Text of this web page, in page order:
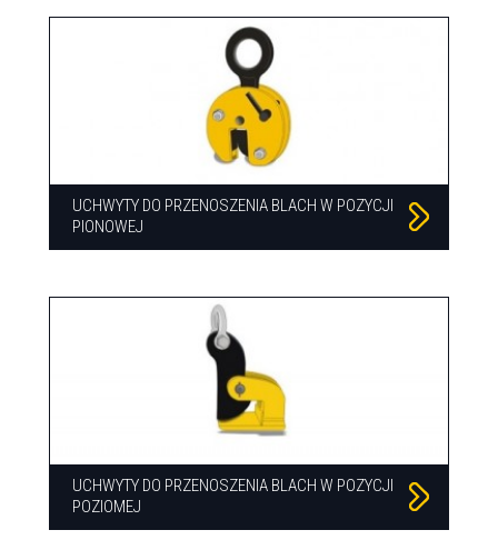
UCHWYTY DO PRZENOSZENIA BLACH W POZYCJI
PIONOWEJ
UCHWYTY DO PRZENOSZENIA BLACH W POZYCJI
POZIOMEJ